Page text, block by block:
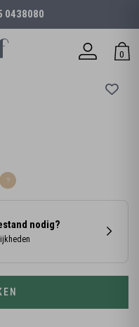
0438080
0
nodig?